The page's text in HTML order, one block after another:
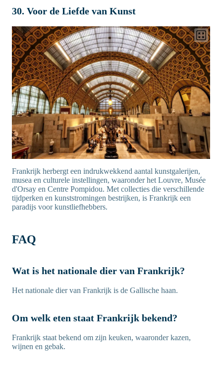
30. Voor de Liefde van Kunst
Frankrijk herbergt een indrukwekkend aantal kunstgalerijen,
musea en culturele instellingen, waaronder het Louvre, Musée
d'Orsay en Centre Pompidou. Met collecties die verschillende
tijdperken en kunststromingen bestrijken, is Frankrijk een
paradijs voor kunstliefhebbers.
FAQ
Wat is het nationale dier van Frankrijk?
Het nationale dier van Frankrijk is de Gallische haan.
Om welk eten staat Frankrijk bekend?
Frankrijk staat bekend om zijn keuken, waaronder kazen,
wijnen en gebak.